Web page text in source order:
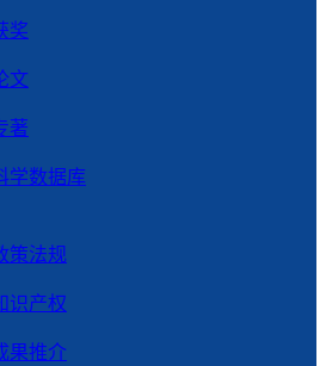
奖
文
著
学数据库
策法规
识产权
果推介